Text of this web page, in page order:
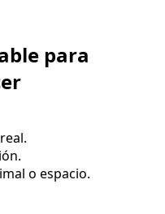
para
o espacio.